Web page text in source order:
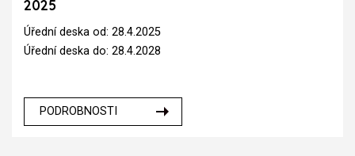
2025
Úřední deska od: 28.4.2025
Úřední deska do: 28.4.2028
PODROBNOSTI